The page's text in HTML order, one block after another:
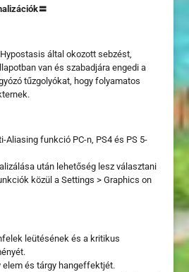
〓
által okozott sebzést,
van és szabadjára engedi a
tűzgolyókat, hogy folyamatos
Aliasing funkció PC-n, PS4 és PS 5-
után lehetőség lesz választani
közül a Settings > Graphics on
leütésének és a kritikus
elem és tárgy hangeffektjét.